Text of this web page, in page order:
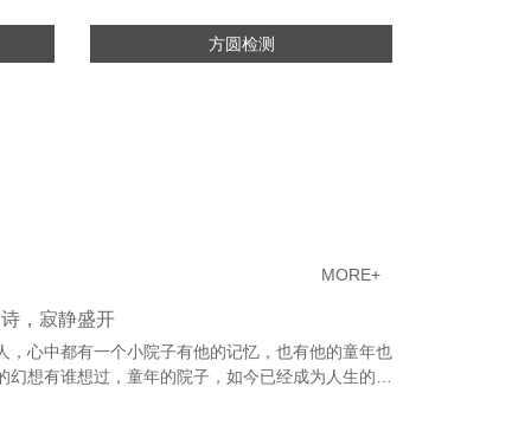
方圆检测
MORE+
，寂静盛开
，心中都有一个小院子有他的记忆，也有他的童年也
幻想有谁想过，童年的院子，如今已经成为人生的奢